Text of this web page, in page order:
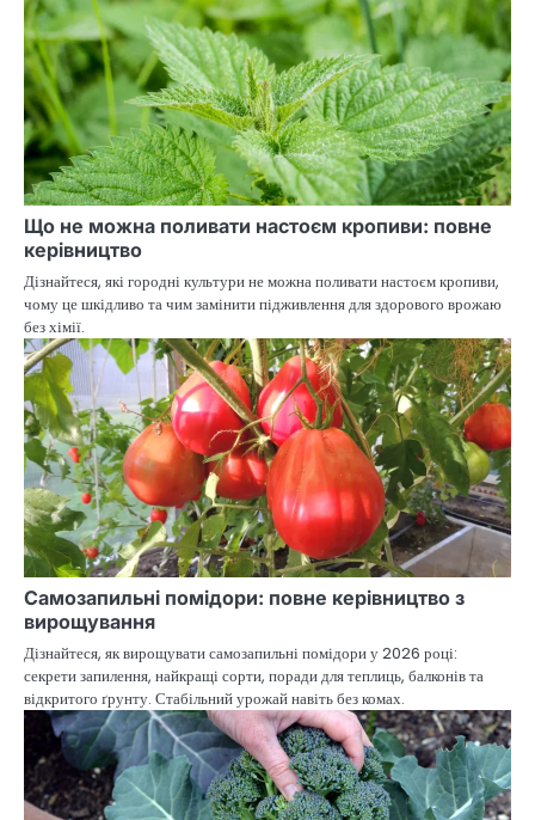
Що не можна поливати настоєм кропиви: повне
керівництво
Дізнайтеся, які городні культури не можна поливати настоєм кропиви,
чому це шкідливо та чим замінити підживлення для здорового врожаю
без хімії.
Самозапильні помідори: повне керівництво з
вирощування
Дізнайтеся, як вирощувати самозапильні помідори у 2026 році:
секрети запилення, найкращі сорти, поради для теплиць, балконів та
відкритого ґрунту. Стабільний урожай навіть без комах.